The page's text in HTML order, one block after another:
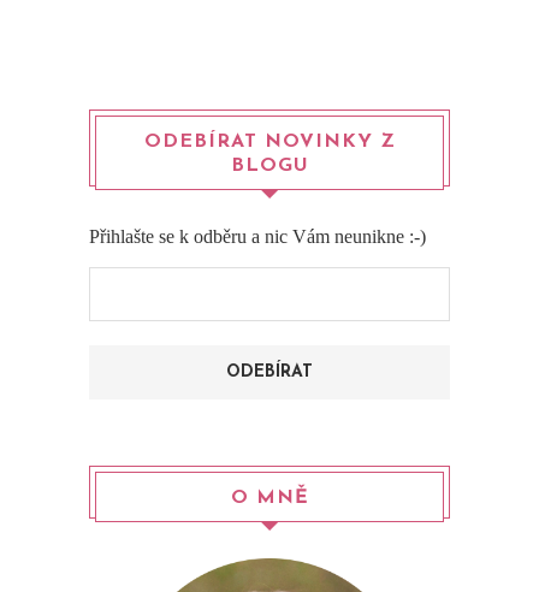
ODEBÍRAT NOVINKY Z
BLOGU
Přihlašte se k odběru a nic Vám neunikne :-)
O MNĚ